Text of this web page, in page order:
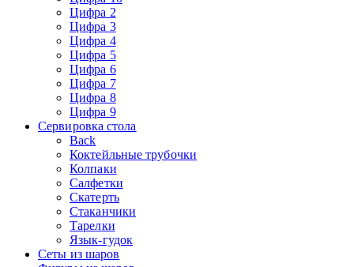
Цифра 2
Цифра 3
Цифра 4
Цифра 5
Цифра 6
Цифра 7
Цифра 8
Цифра 9
Сервировка стола
Back
Коктейльные трубочки
Колпаки
Салфетки
Скатерть
Стаканчики
Тарелки
Язык-гудок
Сеты из шаров